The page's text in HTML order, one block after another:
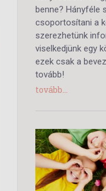
benne? Hányféle
csoportosítani a
szerezhetünk
viselkedjünk egy
ezek csak a
tovább!
tovább...